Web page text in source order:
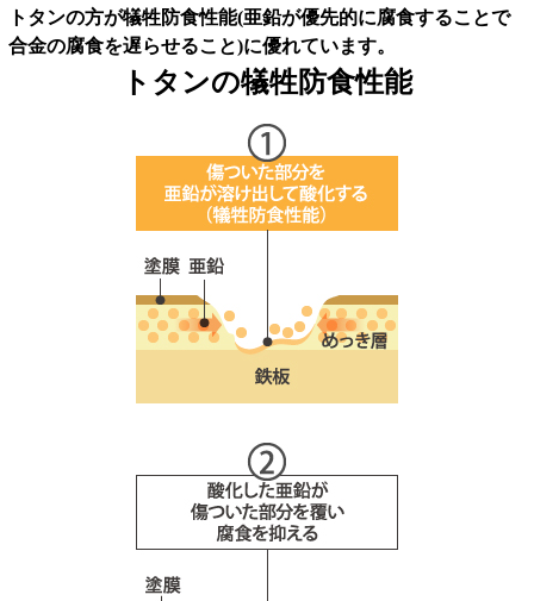
トタンの方が犠牲防食性能(亜鉛が優先的に腐食することで
合金の腐食を遅らせること)に優れています。
トタンの犠牲防食性能